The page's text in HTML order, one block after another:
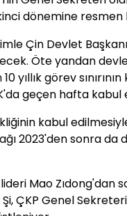
dönemine resmen
Çin Devlet
Öte yandan
yıllık görev
geçen hafta kabul
kabul
2023'den sonra da
Mao Zıdong'dan
ÇKP Genel